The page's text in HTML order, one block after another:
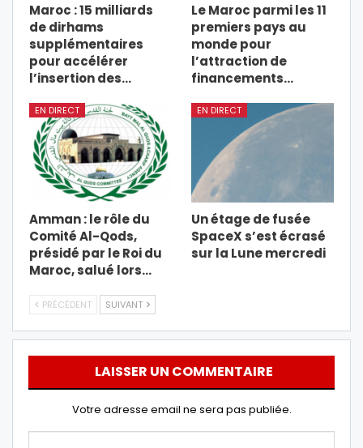
Maroc : 15 milliards
de dirhams
supplémentaires
pour accélérer
l’insertion des…
Le Maroc parmi les 11
premiers pays au
monde pour
l’attraction de
financements…
EN DIRECT
Amman : le rôle du
Comité Al-Qods,
présidé par le Roi du
Maroc, salué lors…
EN DIRECT
Un étage de fusée
SpaceX s’est écrasé
sur la Lune mercredi
PRÉCÉDENT SUIVANT
LAISSER UN COMMENTAIRE
Votre adresse email ne sera pas publiée.